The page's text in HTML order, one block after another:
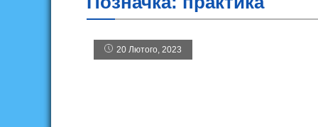
20 Лютого, 2023